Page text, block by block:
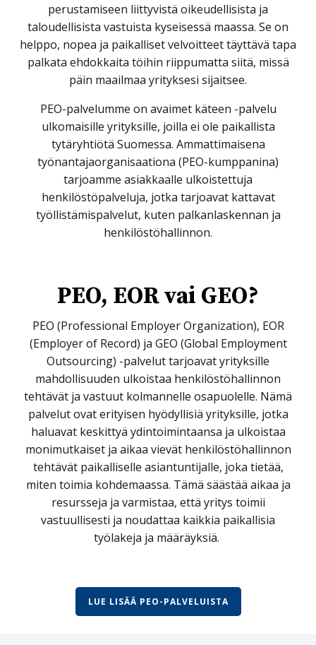
perustamiseen liittyvistä oikeudellisista ja
taloudellisista vastuista kyseisessä maassa. Se on
helppo, nopea ja paikalliset velvoitteet täyttävä tapa
palkata ehdokkaita töihin riippumatta siitä, missä
päin maailmaa yrityksesi sijaitsee.
PEO-palvelumme on avaimet käteen -palvelu
ulkomaisille yrityksille, joilla ei ole paikallista
tytäryhtiötä Suomessa. Ammattimaisena
työnantajaorganisaationa (PEO-kumppanina)
tarjoamme asiakkaalle ulkoistettuja
henkilöstöpalveluja, jotka tarjoavat kattavat
työllistämispalvelut, kuten palkanlaskennan ja
henkilöstöhallinnon.
PEO, EOR vai GEO?
PEO (Professional Employer Organization), EOR
(Employer of Record) ja GEO (Global Employment
Outsourcing) -palvelut tarjoavat yrityksille
mahdollisuuden ulkoistaa henkilöstöhallinnon
tehtävät ja vastuut kolmannelle osapuolelle. Nämä
palvelut ovat erityisen hyödyllisiä yrityksille, jotka
haluavat keskittyä ydintoimintaansa ja ulkoistaa
monimutkaiset ja aikaa vievät henkilöstöhallinnon
tehtävät paikalliselle asiantuntijalle, joka tietää,
miten toimia kohdemaassa. Tämä säästää aikaa ja
resursseja ja varmistaa, että yritys toimii
vastuullisesti ja noudattaa kaikkia paikallisia
työlakeja ja määräyksiä.
LUE LISÄÄ PEO-PALVELUISTA